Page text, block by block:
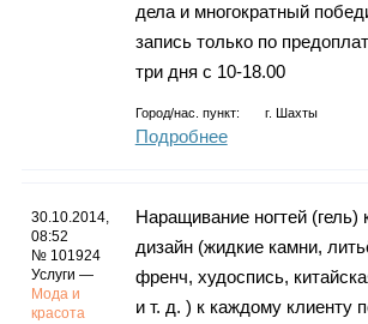
дела и многократный
запись только по
три дня с 10-18.00
Город/нас. пункт: г. Шахты
Подробнее
30.10.2014,
08:52
№ 101924
Услуги —
Мода и
красота
Наращивание ногтей (гель)
дизайн (жидкие камни,
френч, худоспись,
и т. д. ) к каждому клиенту